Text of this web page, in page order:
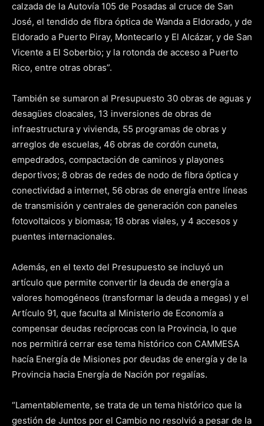
calzada de la Autovía 105 de Posadas al cruce de San
José, el tendido de fibra óptica de Wanda a Eldorado, y de
Eldorado a Puerto Piray, Montecarlo y El Alcázar, y de San
Vicente a El Soberbio; y la rotonda de acceso a Puerto
Rico, entre otras obras”.
También se sumaron al Presupuesto 30 obras de aguas y
desagües cloacales, 13 inversiones de obras de
infraestructura y vivienda, 55 programas de obras y
arreglos de escuelas, 46 obras de cordón cuneta,
empedrados, compactación de caminos y playones
deportivos; 8 obras de redes de nodo de fibra óptica y
conectividad a internet, 56 obras de energía entre líneas
de transmisión y centrales de generación con paneles
fotovoltaicos y biomasa; 18 obras viales, y 4 accesos y
puentes internacionales.
Además, en el texto del Presupuesto se incluyó un
artículo que permite convertir la deuda de energía a
valores homogéneos (transformar la deuda a megas) y el
Artículo 91, que faculta al Ministerio de Economía a
compensar deudas recíprocas con la Provincia, lo que
nos permitirá cerrar ese tema histórico con CAMMESA
hacía Energía de Misiones por deudas de energía y de la
Provincia hacia Energía de Nación por regalías.
“Lamentablemente, se trata de un tema histórico que la
gestión de Juntos por el Cambio no resolvió a pesar de la